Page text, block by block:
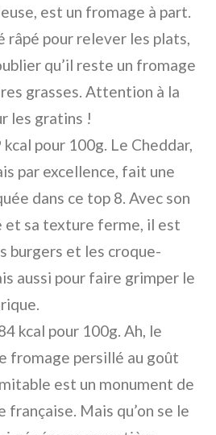
est un fromage à part.
râpé pour relever les plats,
qu’il reste un fromage
grasses. Attention à la
les gratins !
kcal pour 100g. Le Cheddar,
par excellence, fait une
dans ce top 8. Avec son
et sa texture ferme, il est
burgers et les croque-
aussi pour faire grimper le
kcal pour 100g. Ah, le
fromage persillé au goût
est un monument de
française. Mais qu’on se le